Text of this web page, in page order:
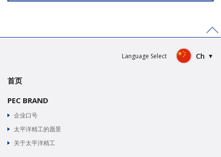
Language Select Ch
首页
PEC BRAND
企业口号
太平洋精工的愿景
关于太平洋精工